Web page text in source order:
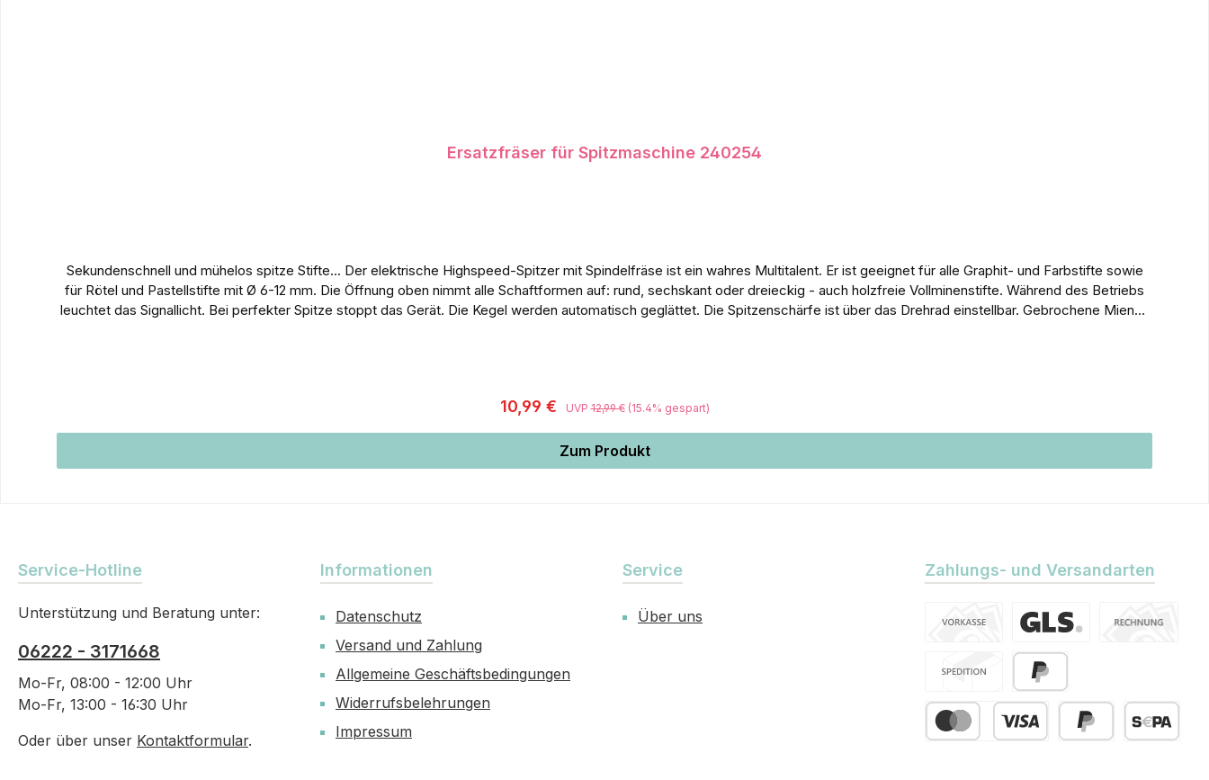
Ersatzfräser für Spitzmaschine 240254
Sekundenschnell und mühelos spitze Stifte... Der elektrische Highspeed-Spitzer mit Spindelfräse ist ein wahres Multitalent. Er ist geeignet für alle Graphit- und Farbstifte sowie
für Rötel und Pastellstifte mit Ø 6-12 mm. Die Öffnung oben nimmt alle Schaftformen auf: rund, sechskant oder dreieckig - auch holzfreie Vollminenstifte. Während des Betriebs
leuchtet das Signallicht. Bei perfekter Spitze stoppt das Gerät. Die Kegel werden automatisch geglättet. Die Spitzenschärfe ist über das Drehrad einstellbar. Gebrochene Mienen
10,99 € UVPRegulärer Preis:
12,99 € (15.4% gespart)
Zum Produkt
Service-Hotline
Unterstützung und Beratung unter:
06222 - 3171668
Mo-Fr, 08:00 - 12:00 Uhr
Mo-Fr, 13:00 - 16:30 Uhr
Oder über unser Kontaktformular.
Informationen
Datenschutz
Versand und Zahlung
Allgemeine Geschäftsbedingungen
Widerrufsbelehrungen
Impressum
Service
Über uns
Zahlungs- und Versandarten
PayPal
Standard
Spedition